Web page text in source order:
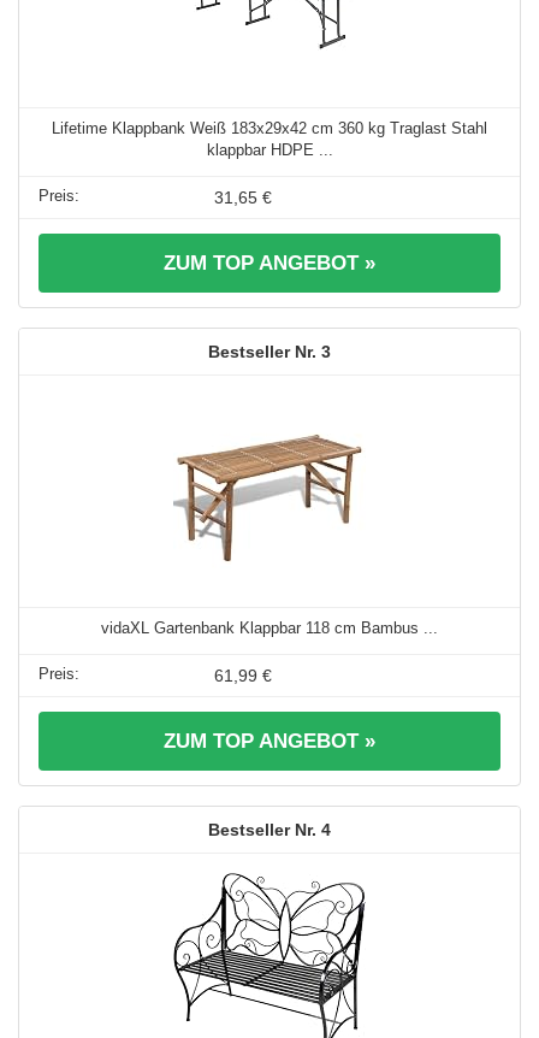
Lifetime Klappbank Weiß 183x29x42 cm 360 kg Traglast Stahl
klappbar HDPE ...
31,65 €
ZUM TOP ANGEBOT »
3
vidaXL Gartenbank Klappbar 118 cm Bambus ...
61,99 €
ZUM TOP ANGEBOT »
4